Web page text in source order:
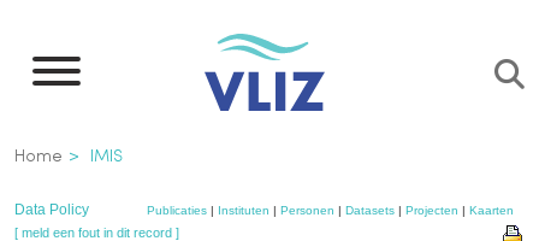
naar
inhoud
gaan
Kruimelpad
Home IMIS
Data Policy Publicaties| Instituten | Personen | Datasets| Projecten | Kaarten
[ meld een fout in dit record ]